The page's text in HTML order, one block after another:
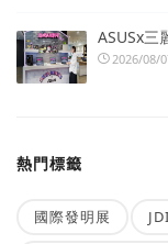
ASUSx三
2026/08/
熱門標籤
國際發明展